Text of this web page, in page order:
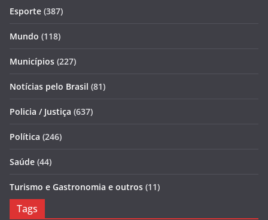
Esporte (387)
Mundo (118)
Municípios (227)
Notícias pelo Brasil (81)
Policia / Justiça (637)
Política (246)
Saúde (44)
Turismo e Gastronomia e outros (11)
Tags